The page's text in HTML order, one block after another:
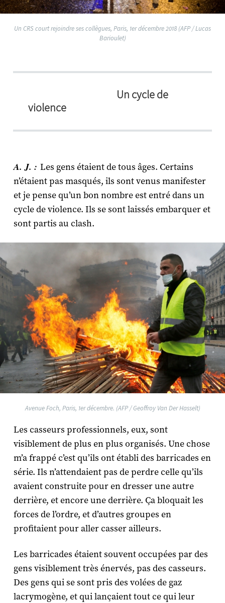
Un CRS court rejoindre ses collègues, Paris, 1er décembre 2018 (AFP / Lucas
Barioulet)
Un cycle de
violence
A. J. : Les gens étaient de tous âges. Certains
n’étaient pas masqués, ils sont venus manifester
et je pense qu’un bon nombre est entré dans un
cycle de violence. Ils se sont laissés embarquer et
sont partis au clash.
Avenue Foch, Paris, 1er décembre. (AFP / Geoffroy Van Der Hasselt)
Les casseurs professionnels, eux, sont
visiblement de plus en plus organisés. Une chose
m’a frappé c’est qu’ils ont établi des barricades en
série. Ils n’attendaient pas de perdre celle qu’ils
avaient construite pour en dresser une autre
derrière, et encore une derrière. Ça bloquait les
forces de l’ordre, et d’autres groupes en
profitaient pour aller casser ailleurs.
Les barricades étaient souvent occupées par des
gens visiblement très énervés, pas des casseurs.
Des gens qui se sont pris des volées de gaz
lacrymogène, et qui lançaient tout ce qui leur